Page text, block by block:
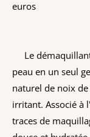
euros
Le
peau en un seul
naturel de noix
irritant. Associé à
traces de